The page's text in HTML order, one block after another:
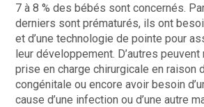
7 à 8 % des bébés sont concernés.
derniers sont prématurés, ils ont
et d’une technologie de pointe pour
leur développement. D’autres
prise en charge chirurgicale en raison
congénitale ou encore avoir besoin
cause d’une infection ou d’une autre